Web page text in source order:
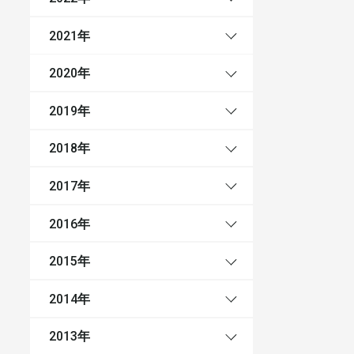
2021年
2020年
2019年
2018年
2017年
2016年
2015年
2014年
2013年